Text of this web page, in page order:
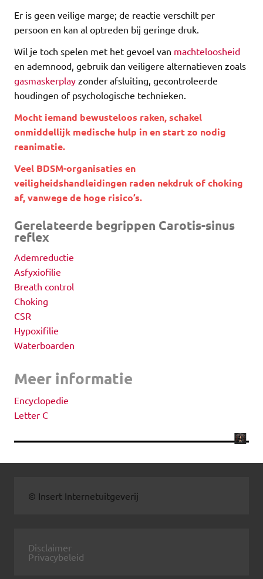
Er is geen veilige marge; de reactie verschilt per
persoon en kan al optreden bij geringe druk.
Wil je toch spelen met het gevoel van machteloosheid
en ademnood, gebruik dan veiligere alternatieven zoals
gasmaskerplay zonder afsluiting, gecontroleerde
houdingen of psychologische technieken.
Mocht iemand bewusteloos raken, schakel
onmiddellijk medische hulp in en start zo nodig
reanimatie.
Veel BDSM-organisaties en
veiligheidshandleidingen raden nekdruk of choking
af, vanwege de hoge risico’s.
Gerelateerde begrippen Carotis-sinus
reflex
Ademreductie
Asfyxiofilie
Breath control
Choking
CSR
Hypoxifilie
Waterboarden
Meer informatie
Encyclopedie
Letter C
© Insert Internetuitgeverij
Disclaimer
Privacybeleid